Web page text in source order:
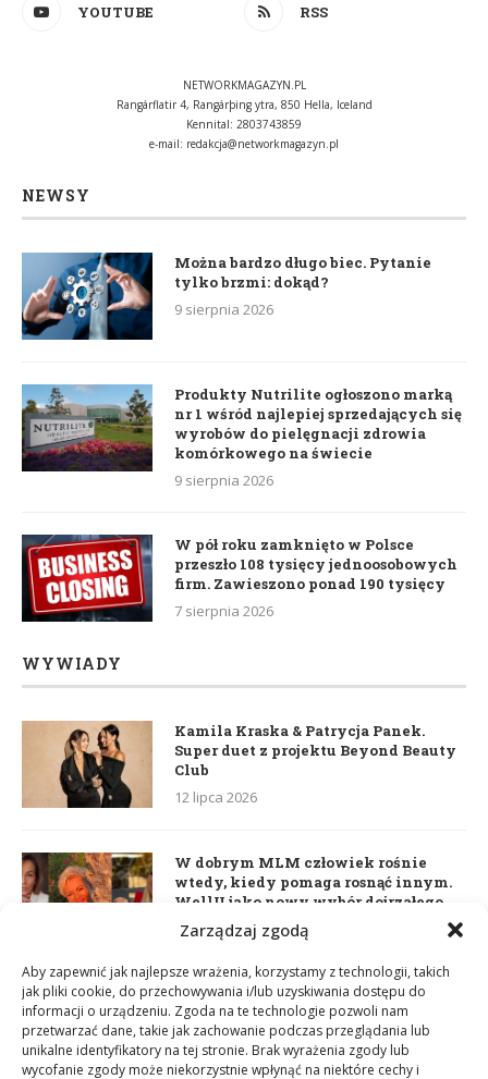
Zarządzaj zgodą
Aby zapewnić jak najlepsze wrażenia, korzystamy z technologii, takich
jak pliki cookie, do przechowywania i/lub uzyskiwania dostępu do
informacji o urządzeniu. Zgoda na te technologie pozwoli nam
przetwarzać dane, takie jak zachowanie podczas przeglądania lub
unikalne identyfikatory na tej stronie. Brak wyrażenia zgody lub
wycofanie zgody może niekorzystnie wpłynąć na niektóre cechy i
YOUTUBE RSS
NETWORKMAGAZYN.PL
Rangárflatir 4, Rangárþing ytra, 850 Hella, Iceland
Kennital: 2803743859
e-mail: redakcja@networkmagazyn.pl
NEWSY
Można bardzo długo biec. Pytanie
tylko brzmi: dokąd?
9 sierpnia 2026
Produkty Nutrilite ogłoszono marką
nr 1 wśród najlepiej sprzedających się
wyrobów do pielęgnacji zdrowia
komórkowego na świecie
9 sierpnia 2026
W pół roku zamknięto w Polsce
przeszło 108 tysięcy jednoosobowych
firm. Zawieszono ponad 190 tysięcy
7 sierpnia 2026
WYWIADY
Kamila Kraska & Patrycja Panek.
Super duet z projektu Beyond Beauty
Club
12 lipca 2026
W dobrym MLM człowiek rośnie
wtedy, kiedy pomaga rosnąć innym.
WellU jako nowy wybór dojrzałego
lidera
Daria Dudzik. Kocham Cię
17 kwietnia 2026